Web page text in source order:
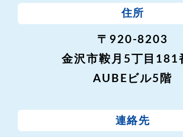
住所
〒920-8203
金沢市鞍月5丁目181
AUBEビル5階
連絡先